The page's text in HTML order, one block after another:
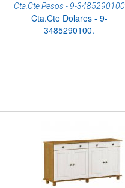
Cta.Cte Pesos - 9-3485290100
Cta.Cte Dolares - 9-
3485290100.